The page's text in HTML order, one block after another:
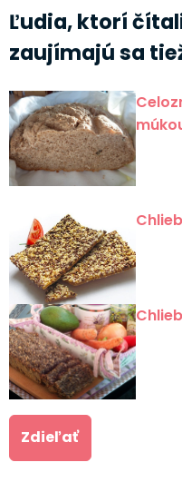
Ľudia, ktorí
zaujímajú sa
Zdieľať